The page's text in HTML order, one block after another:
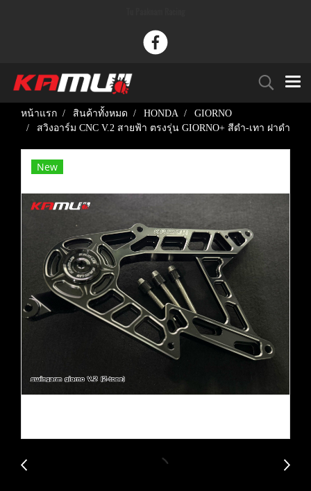
หน้าแรก สินค้าทั้งหมด HONDA
GIORNO
สวิงอาร์ม CNC V.2 สายฟ้า ตรงรุ่น GIORNO+ สีดำ-เทา ฝาดำ
New